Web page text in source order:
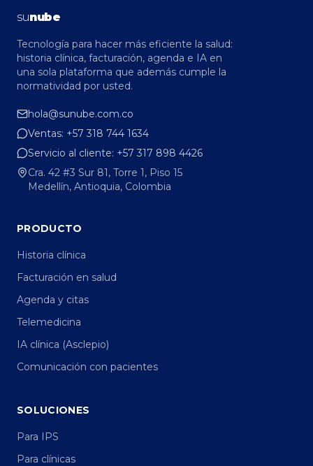
sunube
Tecnología para hacer más eficiente la salud:
historia clínica, facturación, agenda e IA en
una sola plataforma que además cumple la
normatividad por usted.
hola@sunube.com.co
Ventas: +57 318 744 1634
Servicio al cliente: +57 317 898 4426
Cra. 42 #3 Sur 81, Torre 1, Piso 15
Medellín, Antioquia, Colombia
PRODUCTO
Historia clínica
Facturación en salud
Agenda y citas
Telemedicina
IA clínica (Asclepio)
Comunicación con pacientes
SOLUCIONES
Para IPS
Para clínicas